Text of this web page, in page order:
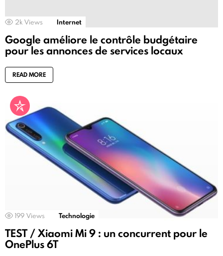
2k Views Internet
Google améliore le contrôle budgétaire
pour les annonces de services locaux
READ MORE
199 Views Technologie
TEST / Xiaomi Mi 9 : un concurrent pour le
OnePlus 6T